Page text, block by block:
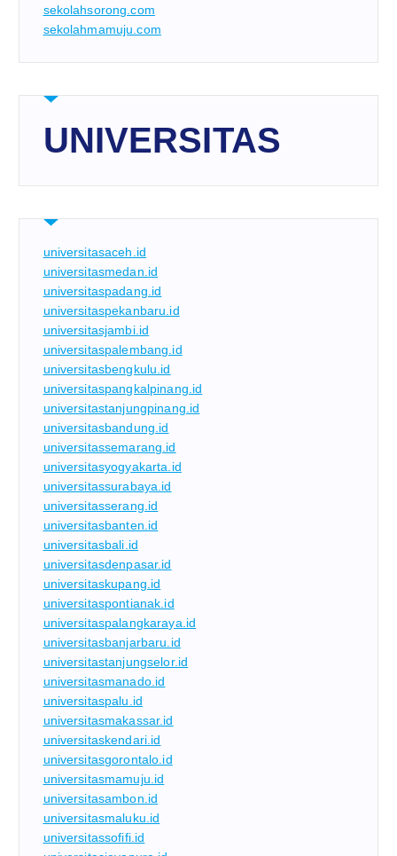
sekolahsorong.com
sekolahmamuju.com
UNIVERSITAS
universitasaceh.id
universitasmedan.id
universitaspadang.id
universitaspekanbaru.id
universitasjambi.id
universitaspalembang.id
universitasbengkulu.id
universitaspangkalpinang.id
universitastanjungpinang.id
universitasbandung.id
universitassemarang.id
universitasyogyakarta.id
universitassurabaya.id
universitasserang.id
universitasbanten.id
universitasbali.id
universitasdenpasar.id
universitaskupang.id
universitaspontianak.id
universitaspalangkaraya.id
universitasbanjarbaru.id
universitastanjungselor.id
universitasmanado.id
universitaspalu.id
universitasmakassar.id
universitaskendari.id
universitasgorontalo.id
universitasmamuju.id
universitasambon.id
universitasmaluku.id
universitassofifi.id